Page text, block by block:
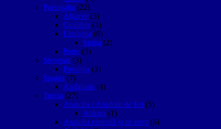
Portugalia (22)
Algarve (3)
Coimbra (3)
Lisabona (9)
Sintra (2)
Porto (3)
Slovenia (3)
Postojna (3)
Spania (7)
Andalusia (4)
Turcia (27)
Anatolia / Anadolu de Est (5)
Ankara (1)
Anatolia centrală și de nord (6)